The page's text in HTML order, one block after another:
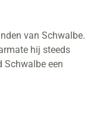
van Schwalbe.
hij steeds
Schwalbe een